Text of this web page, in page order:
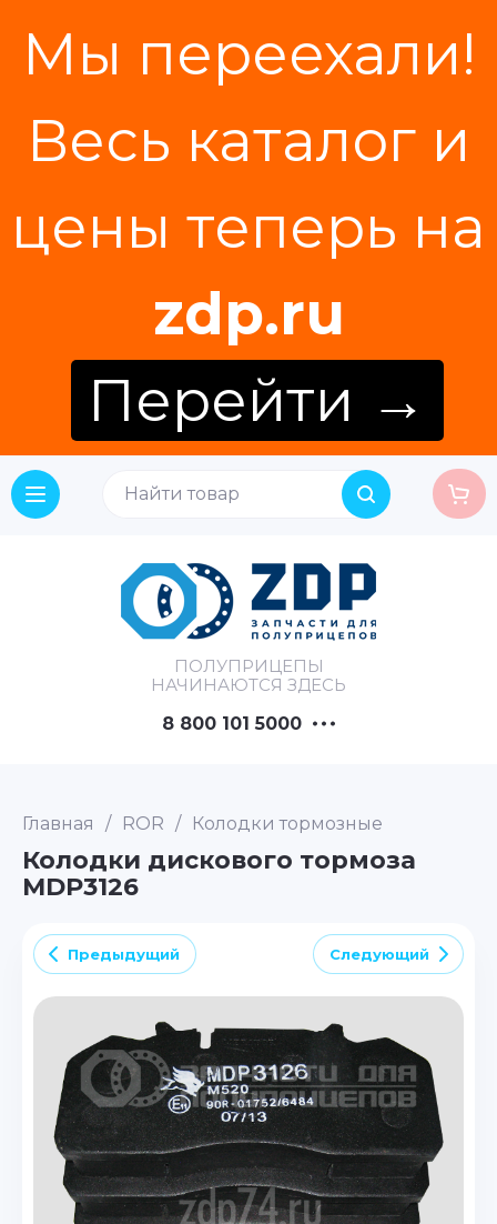
Мы переехали!
Весь каталог и
цены теперь на
zdp.ru
Перейти →
ПОЛУПРИЦЕПЫ
НАЧИНАЮТСЯ ЗДЕСЬ
8 800 101 5000
Главная / ROR / Колодки тормозные
Колодки дискового тормоза
MDP3126
Предыдущий Следующий